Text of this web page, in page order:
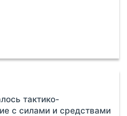
тактико-
с силами и средствами